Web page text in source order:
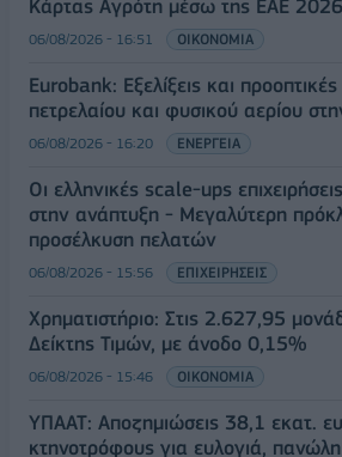
Κάρτας Αγρότη μέσω της ΕΑΕ 2026
06/08/2026 - 16:51 ΟΙΚΟΝΟΜΙΑ
Eurobank: Εξελίξεις και
πετρελαίου και φυσικού αερίου
06/08/2026 - 16:20 ΕΝΕΡΓΕΙΑ
Οι ελληνικές scale-ups
στην ανάπτυξη - Μεγαλύτερη
προσέλκυση πελατών
06/08/2026 - 15:56 ΕΠΙΧΕΙΡΗΣΕΙΣ
Χρηματιστήριο: Στις 2.627,95
Δείκτης Τιμών, με άνοδο 0,15%
06/08/2026 - 15:46 ΟΙΚΟΝΟΜΙΑ
ΥΠΑΑΤ: Αποζημιώσεις 38,1 εκατ.
κτηνοτρόφους για ευλογιά,